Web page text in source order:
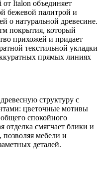
Italon объединяет
бежевой палитрой и
о натуральной древесине.
покрытия, который
прихожей и придает
текстильной укладки
прямых линиях
структуру с
цветочные мотивы
спокойного
отделка смягчает блики и
позволяя мебели и
деталей.